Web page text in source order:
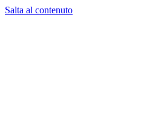
Salta al contenuto